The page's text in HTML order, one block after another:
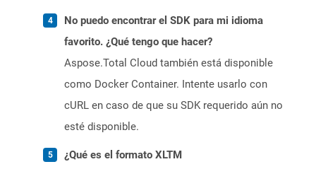
No puedo encontrar el SDK para mi idioma
favorito. ¿Qué tengo que hacer?
Aspose.Total Cloud también está disponible
como Docker Container. Intente usarlo con
cURL en caso de que su SDK requerido aún no
esté disponible.
¿Qué es el formato XLTM